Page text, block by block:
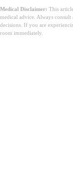
Medical Disclaimer: This
medical advice. Always
decisions. If you are
room immediately.